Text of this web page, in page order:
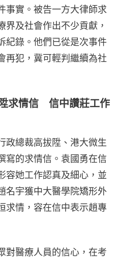
事實。被告一方大律師求
界及社會作出不少貢獻，
紀錄。他們已從是次事件
再犯，冀可輕判繼續為社
求情信 信中讚莊工作
政總裁高拔陞、港大微生
寫的求情信。袁國勇在信
容她工作認真及細心，並
名宇獲中大醫學院矯形外
求情，容在信中表示趙專
對醫療人員的信心，在考